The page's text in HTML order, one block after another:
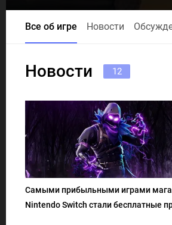
Все об игре Новости
Новости 12
Самыми прибыльными играми
Nintendo Switch стали бесплатные